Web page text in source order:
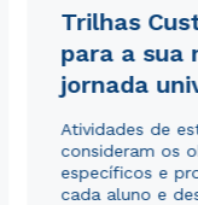
Trilhas
para a sua
jornada
Atividades de
consideram os
específicos e
cada aluno e
para o